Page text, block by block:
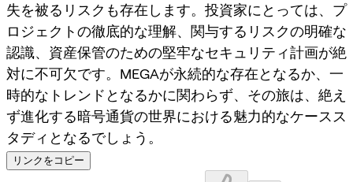
失を被るリスクも存在します。投資家にとっては、プ
ロジェクトの徹底的な理解、関与するリスクの明確な
認識、資産保管のための堅牢なセキュリティ計画が絶
対に不可欠です。MEGAが永続的な存在となるか、一
時的なトレンドとなるかに関わらず、その旅は、絶え
ず進化する暗号通貨の世界における魅力的なケースス
タディとなるでしょう。
リンクをコピー